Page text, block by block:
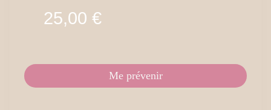
25,00 €
Me prévenir